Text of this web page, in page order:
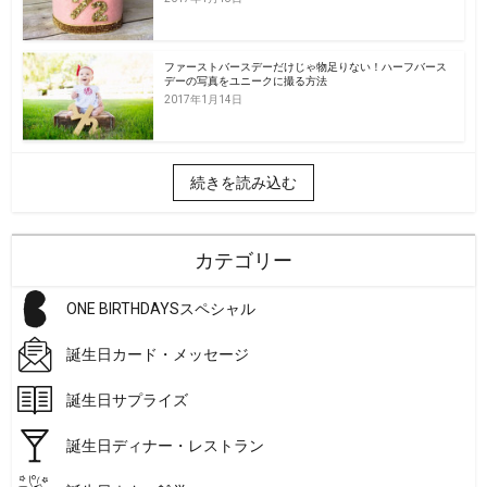
ファーストバースデーだけじゃ物足りない！ハーフバース
デーの写真をユニークに撮る方法
2017年1月14日
続きを読み込む
カテゴリー
ONE BIRTHDAYSスペシャル
誕生日カード・メッセージ
誕生日サプライズ
誕生日ディナー・レストラン